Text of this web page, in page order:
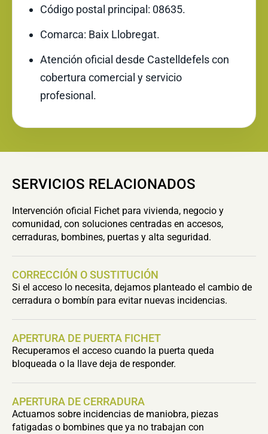
Código postal principal: 08635.
Comarca: Baix Llobregat.
Atención oficial desde Castelldefels con
cobertura comercial y servicio
profesional.
SERVICIOS RELACIONADOS
Intervención oficial Fichet para vivienda, negocio y
comunidad, con soluciones centradas en accesos,
cerraduras, bombines, puertas y alta seguridad.
CORRECCIÓN O SUSTITUCIÓN
Si el acceso lo necesita, dejamos planteado el cambio de
cerradura o bombín para evitar nuevas incidencias.
APERTURA DE PUERTA FICHET
Recuperamos el acceso cuando la puerta queda
bloqueada o la llave deja de responder.
APERTURA DE CERRADURA
Actuamos sobre incidencias de maniobra, piezas
fatigadas o bombines que ya no trabajan con